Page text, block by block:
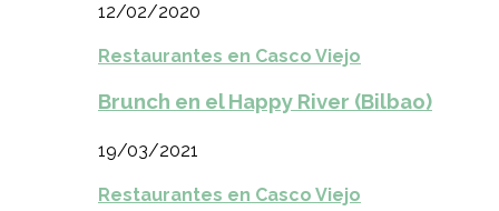
12/02/2020
Restaurantes en Casco Viejo
Brunch en el Happy River (Bilbao)
19/03/2021
Restaurantes en Casco Viejo